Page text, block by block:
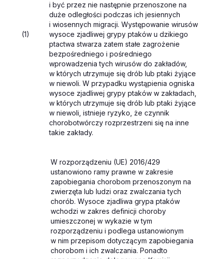
(1)
i być przez nie następnie przenoszone na
duże odległości podczas ich jesiennych
i wiosennych migracji. Występowanie wirusów
wysoce zjadliwej grypy ptaków u dzikiego
ptactwa stwarza zatem stałe zagrożenie
bezpośredniego i pośredniego
wprowadzenia tych wirusów do zakładów,
w których utrzymuje się drób lub ptaki żyjące
w niewoli. W przypadku wystąpienia ogniska
wysoce zjadliwej grypy ptaków w zakładach,
w których utrzymuje się drób lub ptaki żyjące
w niewoli, istnieje ryzyko, że czynnik
chorobotwórczy rozprzestrzeni się na inne
takie zakłady.
W rozporządzeniu (UE) 2016/429
ustanowiono ramy prawne w zakresie
zapobiegania chorobom przenoszonym na
zwierzęta lub ludzi oraz zwalczania tych
chorób. Wysoce zjadliwa grypa ptaków
wchodzi w zakres definicji choroby
umieszczonej w wykazie w tym
rozporządzeniu i podlega ustanowionym
w nim przepisom dotyczącym zapobiegania
chorobom i ich zwalczania. Ponadto